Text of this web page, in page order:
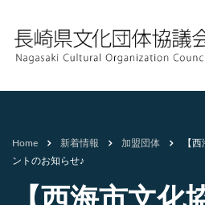
Home 新着情報 加盟団体
【
ントのお知らせ♪